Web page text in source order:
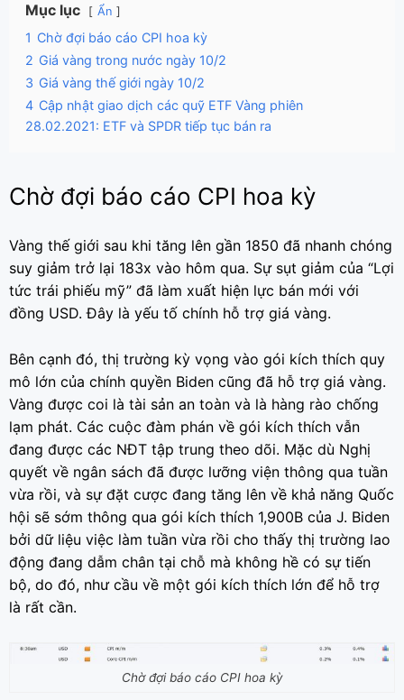
Mục lục Ẩn
1 Chờ đợi báo cáo CPI hoa kỳ
2 Giá vàng trong nước ngày 10/2
3 Giá vàng thế giới ngày 10/2
4 Cập nhật giao dịch các quỹ ETF Vàng phiên
28.02.2021: ETF và SPDR tiếp tục bán ra
Chờ đợi báo cáo CPI hoa kỳ
Vàng thế giới sau khi tăng lên gần 1850 đã nhanh chóng
suy giảm trở lại 183x vào hôm qua. Sự sụt giảm của “Lợi
tức trái phiếu mỹ” đã làm xuất hiện lực bán mới với
đồng USD. Đây là yếu tố chính hỗ trợ giá vàng.
Bên cạnh đó, thị trường kỳ vọng vào gói kích thích quy
mô lớn của chính quyền Biden cũng đã hỗ trợ giá vàng.
Vàng được coi là tài sản an toàn và là hàng rào chống
lạm phát. Các cuộc đàm phán về gói kích thích vẫn
đang được các NĐT tập trung theo dõi. Mặc dù Nghị
quyết về ngân sách đã được lưỡng viện thông qua tuần
vừa rồi, và sự đặt cược đang tăng lên về khả năng Quốc
hội sẽ sớm thông qua gói kích thích 1,900B của J. Biden
bởi dữ liệu việc làm tuần vừa rồi cho thấy thị trường lao
động đang dẫm chân tại chỗ mà không hề có sự tiến
bộ, do đó, như cầu về một gói kích thích lớn để hỗ trợ
là rất cần.
Chờ đợi báo cáo CPI hoa kỳ